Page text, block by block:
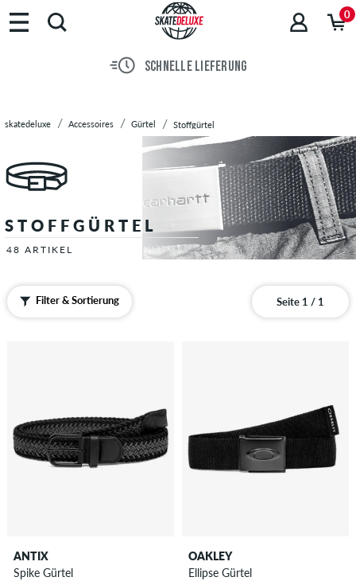
Marken
Skateboards
&
Boxershorts
Caps
Hüte
Einlegesohlen
Geschenkgutscheine
Gürtel
&
Schals
Magazine
Sandalen
0
SCHNELLE LIEFERUNG
skatedeluxe Accessoires Gürtel Stoffgürtel
STOFFGÜRTEL
48 ARTIKEL
Filter & Sortierung Seite 1 / 1
ANTIX
Spike Gürtel
OAKLEY
Ellipse Gürtel